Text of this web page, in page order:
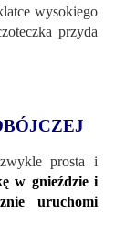
wysokiego
przyda
prosta i
w gnieździe i
uruchomi